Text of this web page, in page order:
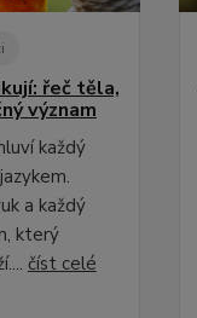
řeč těla,
význam
každý
a každý
který
číst celé